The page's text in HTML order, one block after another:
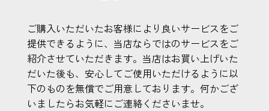
ご購入いただいたお客様により良いサービスをご
提供できるように、当店ならではのサービスをご
紹介させていただきます。当店はお買い上げいた
だいた後も、安心してご使用いただけるように以
下のものを無償でご用意しております。何かござ
いましたらお気軽にご連絡くださいませ。